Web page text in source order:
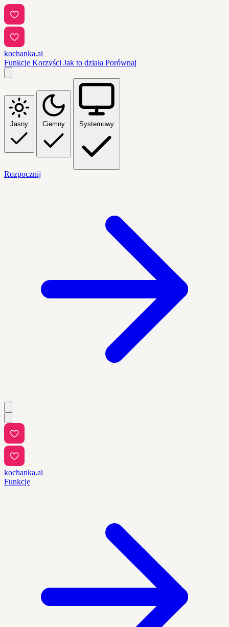
kochanka.ai
Funkcje Korzyści Jak to działa Porównaj
Jasny Ciemny Systemowy
Rozpocznij
kochanka.ai
Funkcje